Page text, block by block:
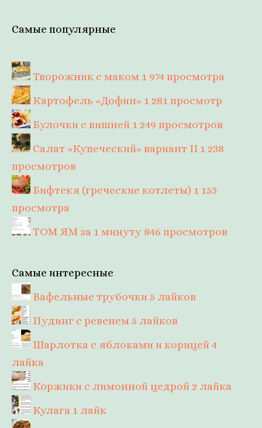
Самые популярные
Творожник с маком 1 974 просмотра
Картофель «Дофин» 1 281 просмотр
Булочки с вишней 1 249 просмотров
Салат «Купеческий» вариант II 1 238
просмотров
Бифтекя (греческие котлеты) 1 153
просмотра
ТОМ ЯМ за 1 минуту 846 просмотров
Самые интересные
Вафельные трубочки 5 лайков
Пудинг с ревенем 5 лайков
Шарлотка с яблоками и корицей4
лайка
Коржики с лимонной цедрой 2 лайка
Кулага 1 лайк